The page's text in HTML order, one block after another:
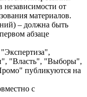
от
материалов.
– должна быть
абзаце
"Власть", "Выборы",
публикуются на
с